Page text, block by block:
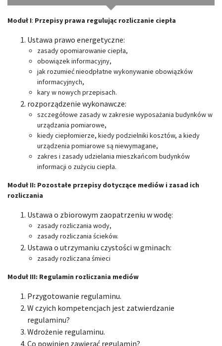
Moduł I: Przepisy prawa regulując rozliczanie ciepła
Ustawa prawo energetyczne:
zasady opomiarowanie ciepła,
obowiązek informacyjny,
jak rozumieć nieodpłatne wykonywanie obowiązków
informacyjnych,
kary w nowych przepisach.
rozporządzenie wykonawcze:
szczegółowe zasady w zakresie wyposażania budynków w
urządzania pomiarowe,
kiedy ciepłomierze, kiedy podzielniki kosztów, a kiedy
urządzenia pomiarowe są niewymagane,
zakres i zasady udzielania mieszkańcom budynków
informacji o zużyciu ciepła.
Moduł II: Pozostałe przepisy dotyczące mediów i zasad ich
rozliczania
Ustawa o zbiorowym zaopatrzeniu w wodę:
zasady rozliczania wody,
zasady rozliczania ścieków.
Ustawa o utrzymaniu czystości w gminach:
zasady rozliczana śmieci
Moduł III: Regulamin rozliczania mediów
Przygotowanie regulaminu.
W czyich kompetencjach jest zatwierdzanie
regulaminu?
Wdrożenie regulaminu.
Co powinien zawierać regulamin?